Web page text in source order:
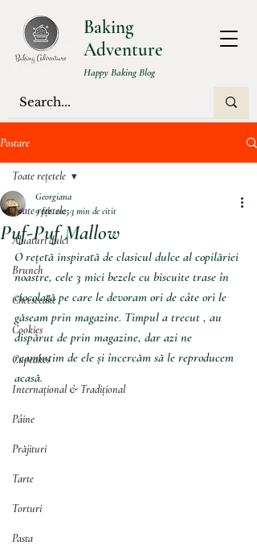
Baking
Adventure
Happy Baking Blog
Postare
Toate rețetele
Aluaturi dulci
Brunch
Cheesecake
Cookies
Cupcakes
Internațional & Tradițional
Pâine
Prăjituri
Tarte
Torturi
Pasta
Toate rețetele
Puf-Puf Mallow
Georgiana
9 feb. 20253 min de citit
O rețetă inspirată de clasicul dulce al copilăriei
noastre, cele 3 mici bezele cu biscuite trase în
ciocolată pe care le devoram ori de câte ori le
găseam prin magazine. Timpul a trecut , au
dispărut de prin magazine, dar azi ne
reamintim de ele și încercăm să le reproducem
acasă.